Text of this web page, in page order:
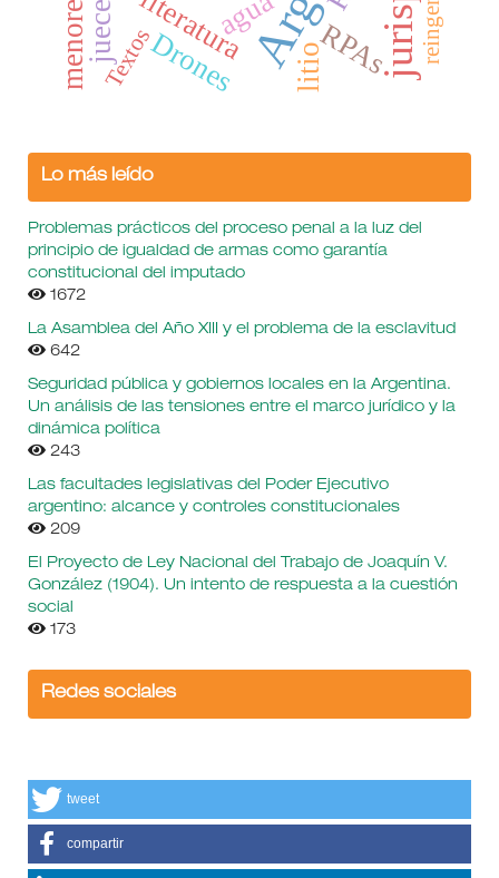
literatura
jueces Drones RPAs
agua
menores litio
Textos
Lo más leído
Problemas prácticos del proceso penal a la luz del
principio de igualdad de armas como garantía
constitucional del imputado
1672
La Asamblea del Año XIII y el problema de la esclavitud
642
Seguridad pública y gobiernos locales en la Argentina.
Un análisis de las tensiones entre el marco jurídico y la
dinámica política
243
Las facultades legislativas del Poder Ejecutivo
argentino: alcance y controles constitucionales
209
El Proyecto de Ley Nacional del Trabajo de Joaquín V.
González (1904). Un intento de respuesta a la cuestión
social
173
Redes sociales
tweet
compartir